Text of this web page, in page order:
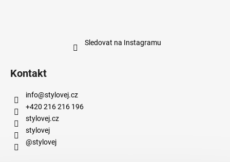
Sledovat na Instagramu
Kontakt
info@stylovej.cz
+420 216 216 196
stylovej.cz
stylovej
@stylovej